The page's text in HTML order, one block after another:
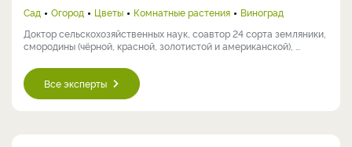
Сад Огород Цветы Комнатные растения
Виноград
Доктор сельскохозяйственных наук, соавтор 24 сорта земляники,
смородины (чёрной, красной, золотистой и американской), ...
Все эксперты